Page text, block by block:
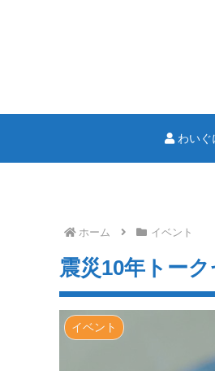
わいぐ
ホーム イベント
震災10年トー
イベント